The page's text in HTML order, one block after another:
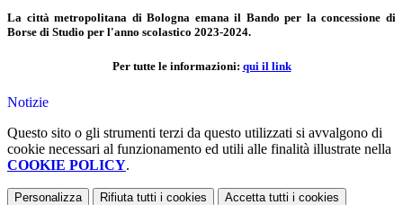
La città metropolitana di Bologna emana il Bando per la concessione di
Borse di Studio per l'anno scolastico 2023-2024.
Per tutte le informazioni: qui il link
Notizie
Questo sito o gli strumenti terzi da questo utilizzati si avvalgono di
cookie necessari al funzionamento ed utili alle finalità illustrate nella
COOKIE POLICY.
Personalizza Rifiuta tutti i cookies Accetta tutti i cookies